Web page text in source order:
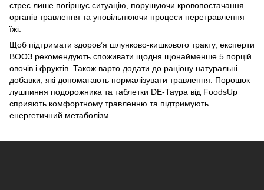
стрес лише погіршує ситуацію, порушуючи кровопостачання
органів травлення та уповільнюючи процеси перетравлення
їжі.
Щоб підтримати здоров’я шлунково-кишкового тракту, експерти
ВООЗ рекомендують споживати щодня щонайменше 5 порцій
овочів і фруктів. Також варто додати до раціону натуральні
добавки, які допомагають нормалізувати травлення. Порошок
лушпиння подорожника та таблетки DE-Таура від FoodsUp
сприяють комфортному травленню та підтримують
енергетичний метаболізм.